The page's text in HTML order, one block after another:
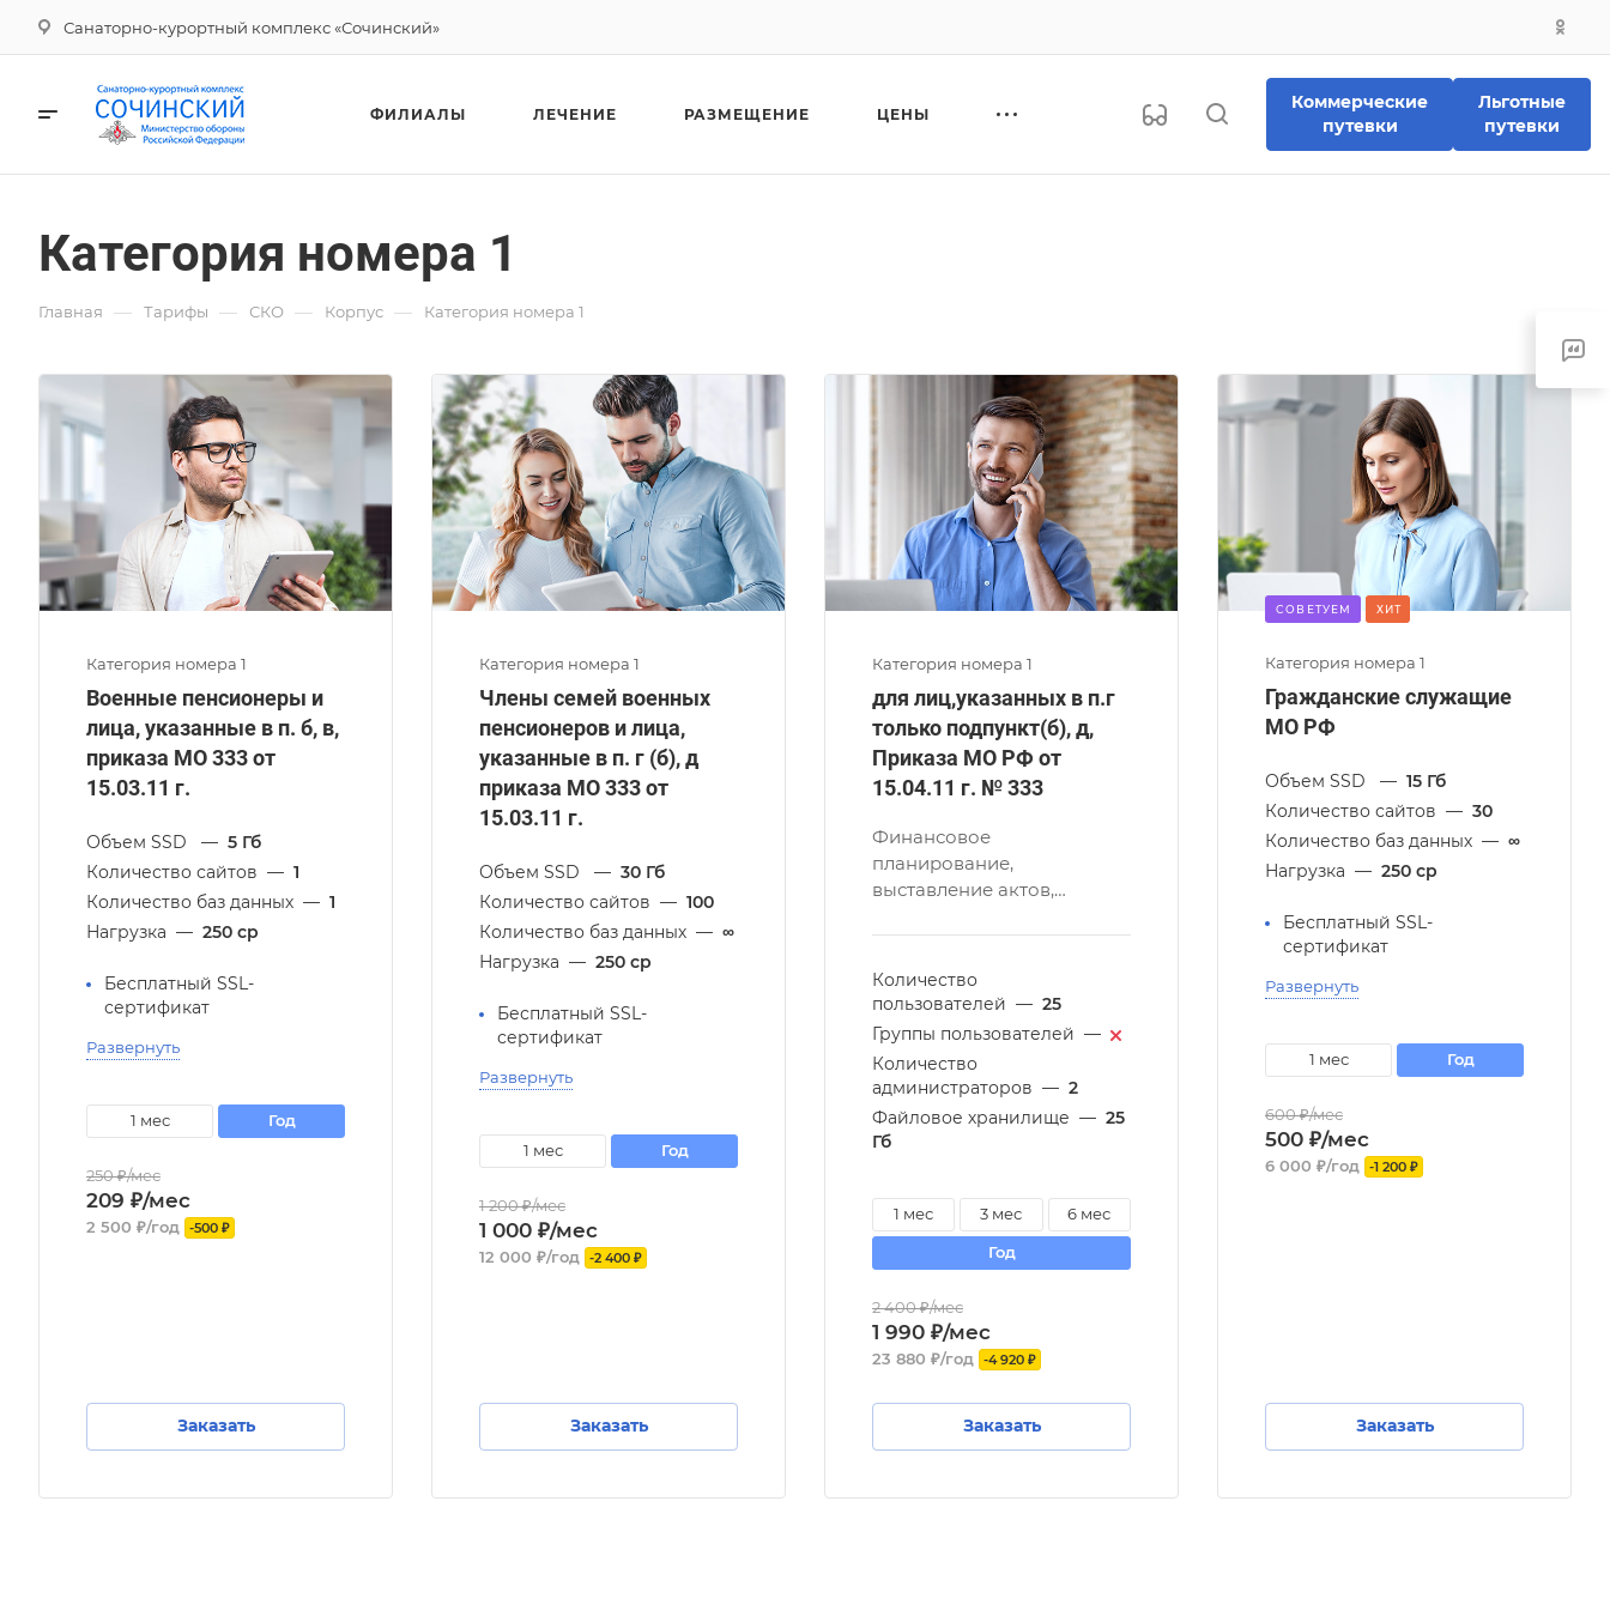
Санаторно-курортный комплекс «Сочинский»
ФИЛИАЛЫ ЛЕЧЕНИЕ РАЗМЕЩЕНИЕ ЦЕНЫ
Коммерческие
путевки
Льготные
путевки
Категория номера 1
Главная — Тарифы — СКО — Корпус — Категория номера 1
Категория номера 1
Военные пенсионеры и
лица, указанные в п. б, в,
приказа МО 333 от
15.03.11 г.
Объем SSD — 5 Гб
Количество сайтов — 1
Количество баз данных — 1
Нагрузка — 250 cp
Бесплатный SSL-
сертификат
Развернуть
1 мес год
250 ₽/мес
209 ₽/мес
2 500 ₽/год -500 ₽
Заказать
Категория номера 1
Члены семей военных
пенсионеров и лица,
указанные в п. г (б), д
приказа МО 333 от
15.03.11 г.
Объем SSD — 30 Гб
Количество сайтов — 100
Количество баз данных — ∞
Нагрузка — 250 cp
Бесплатный SSL-
сертификат
Развернуть
1 мес год
1 200 ₽/мес
1 000 ₽/мес
12 000 ₽/год -2 400 ₽
Заказать
Категория номера 1
для лиц,указанных в п.г
только подпункт(б), д,
Приказа МО РФ от
15.04.11 г. № 333
Финансовое
планирование,
выставление актов,
другие возможности.
Количество
пользователей — 25
Группы пользователей —
Количество
администраторов — 2
Файловое хранилище — 25
Гб
1 мес 3 мес
6 мес
год
2 400 ₽/мес
1 990 ₽/мес
23 880 ₽/год -4 920 ₽
Заказать
CОВЕТУЕМ ХИТ
Категория номера 1
Гражданские служащие
МО РФ
Объем SSD — 15 Гб
Количество сайтов — 30
Количество баз данных — ∞
Нагрузка — 250 cp
Бесплатный SSL-
сертификат
Развернуть
1 мес год
600 ₽/мес
500 ₽/мес
6 000 ₽/год -1 200 ₽
Заказать